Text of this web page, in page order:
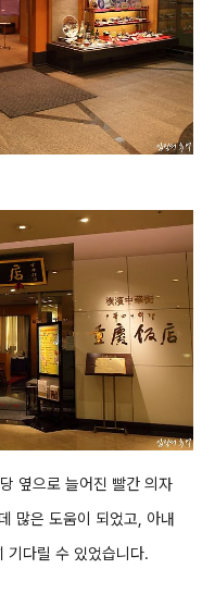
옆으로 늘어진 빨간 의자
많은 도움이 되었고, 아내
다릴 수 있었습니다.